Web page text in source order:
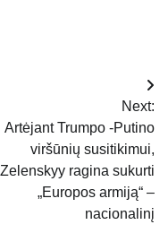
Next:
Artėjant Trumpo -Putino
viršūnių susitikimui,
Zelenskyy ragina sukurti
„Europos armiją“ –
nacionalinį